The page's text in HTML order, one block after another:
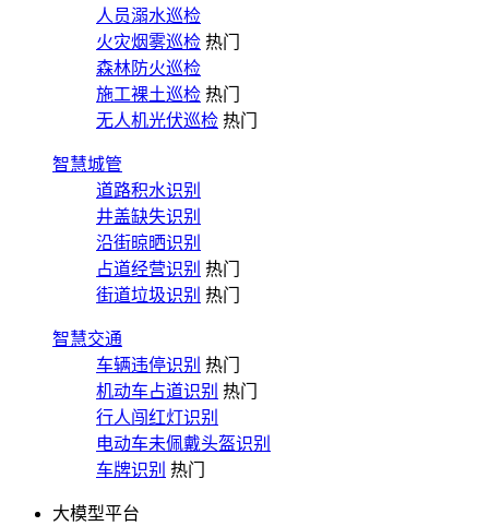
人员溺水巡检
火灾烟雾巡检 热门
森林防火巡检
施工裸土巡检 热门
无人机光伏巡检 热门
智慧城管
道路积水识别
井盖缺失识别
沿街晾晒识别
占道经营识别 热门
街道垃圾识别 热门
智慧交通
车辆违停识别 热门
机动车占道识别 热门
行人闯红灯识别
电动车未佩戴头盔识别
车牌识别 热门
大模型平台